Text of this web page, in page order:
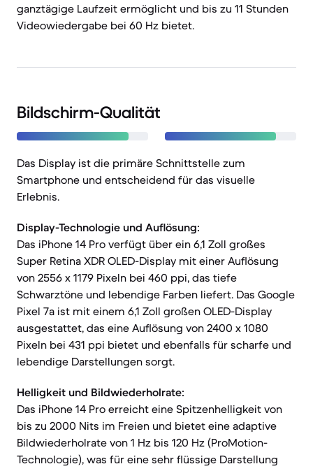
ganztägige Laufzeit ermöglicht und bis zu 11 Stunden
Videowiedergabe bei 60 Hz bietet.
Bildschirm-Qualität
Das Display ist die primäre Schnittstelle zum
Smartphone und entscheidend für das visuelle
Erlebnis.
Display-Technologie und Auflösung:
Das iPhone 14 Pro verfügt über ein 6,1 Zoll großes
Super Retina XDR OLED-Display mit einer Auflösung
von 2556 x 1179 Pixeln bei 460 ppi, das tiefe
Schwarztöne und lebendige Farben liefert. Das Google
Pixel 7a ist mit einem 6,1 Zoll großen OLED-Display
ausgestattet, das eine Auflösung von 2400 x 1080
Pixeln bei 431 ppi bietet und ebenfalls für scharfe und
lebendige Darstellungen sorgt.
Helligkeit und Bildwiederholrate:
Das iPhone 14 Pro erreicht eine Spitzenhelligkeit von
bis zu 2000 Nits im Freien und bietet eine adaptive
Bildwiederholrate von 1 Hz bis 120 Hz (ProMotion-
Technologie), was für eine sehr flüssige Darstellung